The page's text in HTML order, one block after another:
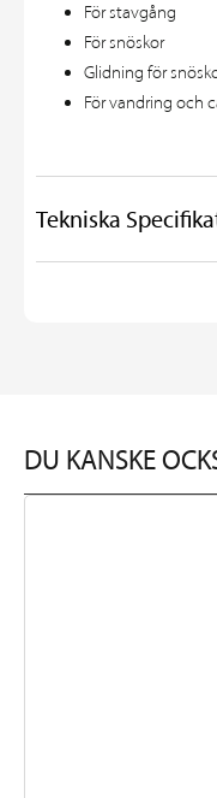
För stavgång
För snöskor
Glidning för
För vandring och
Tekniska
DU KANSKE